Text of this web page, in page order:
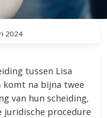
2024
tussen Lisa
komt na bijna twee
van hun scheiding,
juridische procedure